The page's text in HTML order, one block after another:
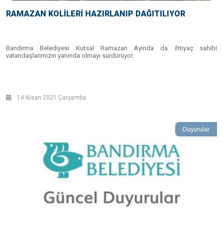
RAMAZAN KOLİLERİ HAZIRLANIP DAĞITILIYOR
Bandırma Belediyesi Kutsal Ramazan Ayında da ihtiyaç sahibi
vatandaşlarımızın yanında olmayı sürdürüyor.
14 Nisan 2021 Çarşamba
Duyurular